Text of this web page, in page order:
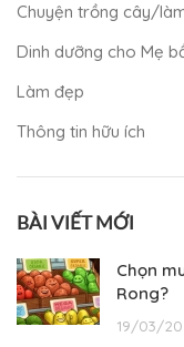
Chuyện trồng cây/
Dinh dưỡng cho Mẹ
Làm đẹp
Thông tin hữu ích
BÀI VIẾT MỚI
Chọn
Rong?
19/03/